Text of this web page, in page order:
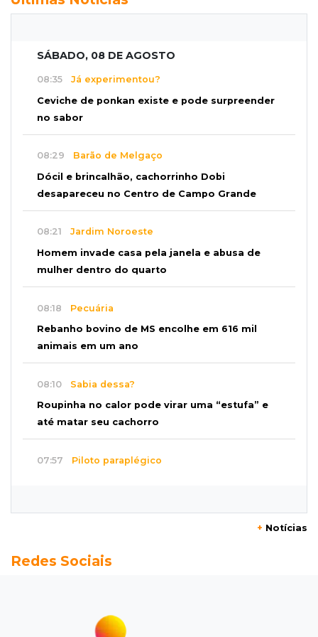
SÁBADO, 08 DE AGOSTO
08:35 Já experimentou?
Ceviche de ponkan existe e pode surpreender
no sabor
08:29 Barão de Melgaço
Dócil e brincalhão, cachorrinho Dobi
desapareceu no Centro de Campo Grande
08:21 Jardim Noroeste
Homem invade casa pela janela e abusa de
mulher dentro do quarto
08:18 Pecuária
Rebanho bovino de MS encolhe em 616 mil
animais em um ano
08:10 Sabia dessa?
Roupinha no calor pode virar uma “estufa” e
até matar seu cachorro
07:57 Piloto paraplégico
É só abrir o porta-malas: Fábio assa chipa e
Pergunta do dia
Praticar esportes juntos fortalece a relação
+ Notícias
Redes Sociais